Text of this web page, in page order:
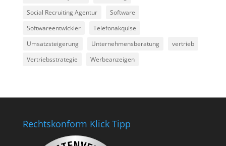
Social Recruiting Agentur
Software
Softwareentwickler
Telefonakquise
Umsatzsteigerung
Unternehmensberatung
vertrieb
Vertriebsstrategie
Werbeanzeigen
Rechtskonform Klick Tipp